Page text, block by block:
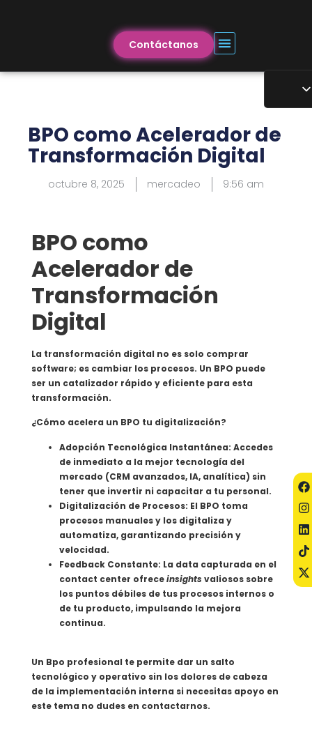
Contáctanos
BPO como Acelerador de
Transformación Digital
octubre 8, 2025 mercadeo 9:56 am
BPO como
Acelerador de
Transformación
Digital
La transformación digital no es solo comprar
software; es cambiar los procesos. Un BPO puede
ser un catalizador rápido y eficiente para esta
transformación.
¿Cómo acelera un BPO tu digitalización?
Adopción Tecnológica Instantánea: Accedes
de inmediato a la mejor tecnología del
mercado (CRM avanzados, IA, analítica) sin
tener que invertir ni capacitar a tu personal.
Digitalización de Procesos: El BPO toma
procesos manuales y los digitaliza y
automatiza, garantizando precisión y
velocidad.
Feedback Constante: La data capturada en el
contact center ofreceinsights valiosos sobre
los puntos débiles de tus procesos internos o
de tu producto, impulsando la mejora
continua.
Un Bpo profesional te permite dar un salto
tecnológico y operativo sin los dolores de cabeza
de la implementación interna si necesitas apoyo en
este tema no dudes en contactarnos.